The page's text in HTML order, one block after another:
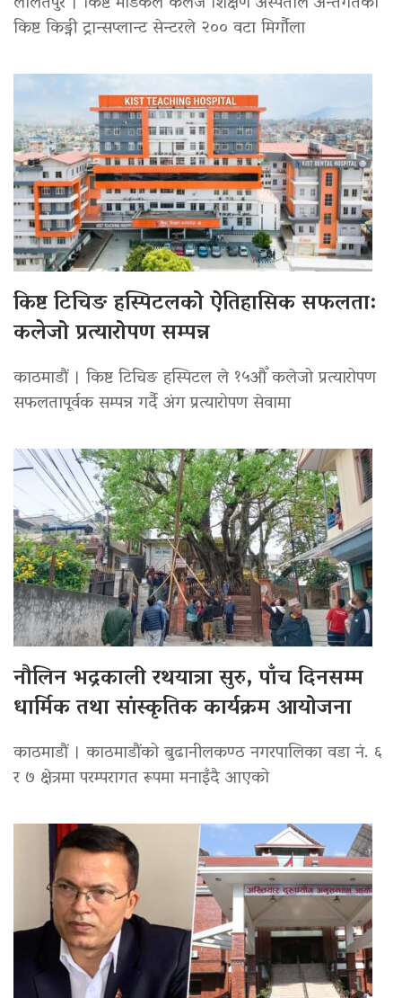
किष्ट किड्नी ट्रान्सप्लान्ट सेन्टरले २०० वटा मिर्गौला
किष्ट टिचिङ हस्पिटलको ऐतिहासिक सफलता:
कलेजो प्रत्यारोपण सम्पन्न
काठमाडौं । किष्ट टिचिङ हस्पिटल ले १५औँ कलेजो प्रत्यारोपण
सफलतापूर्वक सम्पन्न गर्दै अंग प्रत्यारोपण सेवामा
नौलिन भद्रकाली रथयात्रा सुरु, पाँच दिनसम्म
धार्मिक तथा सांस्कृतिक कार्यक्रम आयोजना
काठमाडौं । काठमाडौंको बुढानीलकण्ठ नगरपालिका वडा नं. ६
र ७ क्षेत्रमा परम्परागत रूपमा मनाइँदै आएको